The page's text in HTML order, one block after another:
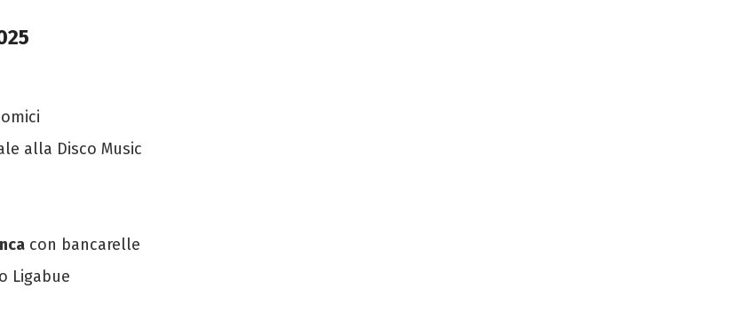
alla Disco Music
con bancarelle
Ligabue